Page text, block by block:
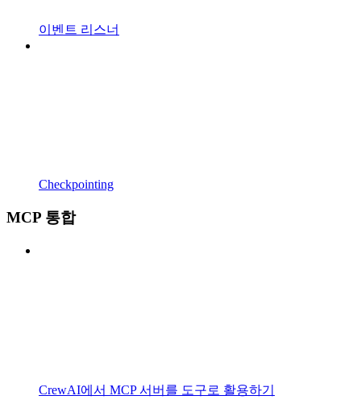
이벤트 리스너
Checkpointing
MCP 통합
CrewAI에서 MCP 서버를 도구로 활용하기